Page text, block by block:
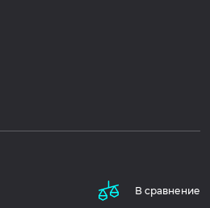
В сравнение